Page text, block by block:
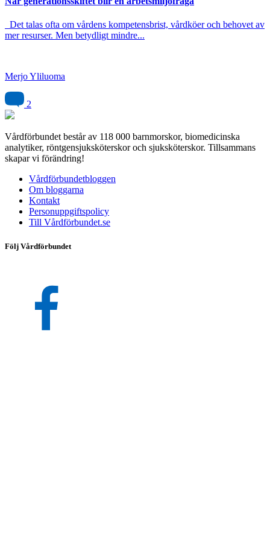
Det talas ofta om vårdens kompetensbrist, vårdköer och behovet av
mer resurser. Men betydligt mindre...
Merjo Yliluoma
2
Vårdförbundet består av 118 000 barnmorskor, biomedicinska
analytiker, röntgensjuksköterskor och sjuksköterskor. Tillsammans
skapar vi förändring!
Vårdförbundetbloggen
Om bloggarna
Kontakt
Personuppgiftspolicy
Till Vårdförbundet.se
Följ Vårdförbundet